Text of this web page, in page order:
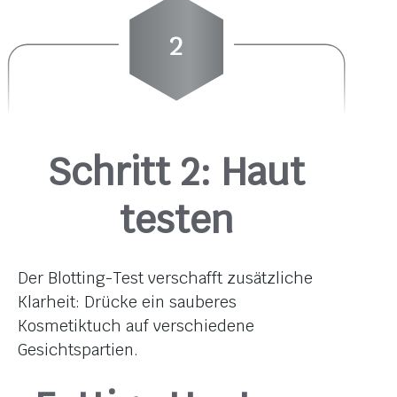
Schritt 2: Haut
testen
Der Blotting-Test verschafft zusätzliche
Klarheit: Drücke ein sauberes
Kosmetiktuch auf verschiedene
Gesichtspartien.